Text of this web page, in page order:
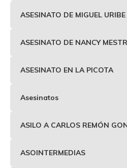
ASESINATO DE MIGUEL URIBE
ASESINATO DE NANCY
ASESINATO EN LA PICOTA
Asesinatos
ASILO A CARLOS REMÓN
ASOINTERMEDIAS